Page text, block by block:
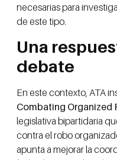
necesarias para
de este tipo.
Una
debate
En este contexto, ATA
Combating Organized
legislativa bipartidaria
contra el robo
apunta a mejorar la